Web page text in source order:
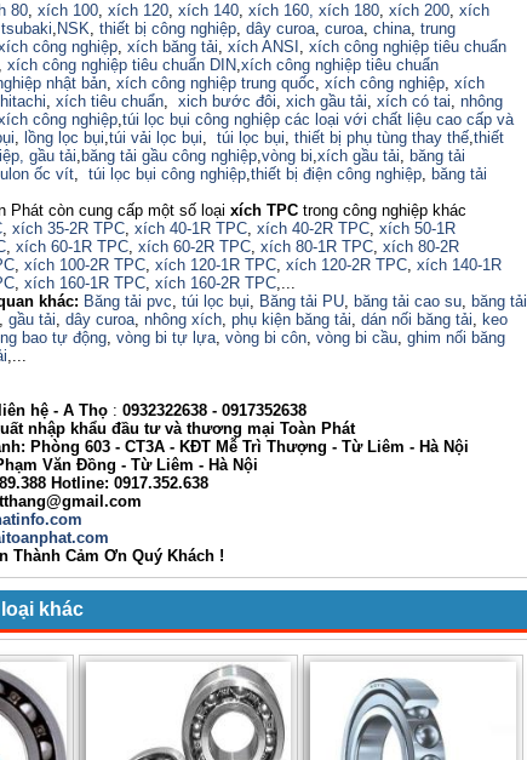
80, xích 100, xích 120, xích 140, xích 160, xích 180, xích 200, xích
, NSK, thiết bị công nghiệp, dây curoa, curoa, china, trung
công nghiệp, xích băng tải, xích ANSI , xích công nghiệp tiêu chuẩn
, xích công nghiệp tiêu chuẩn DIN,xích công nghiệp tiêu chuẩn
nhật bản, xích công nghiệp trung quốc, xích công nghiệp, xích
, xích tiêu chuẩn, xich bước đôi, xich gầu tải, xích có tai, nhông
công nghiệp,túi lọc bụi công nghiệp các loại với chất liệu cao cấp và
, lồng lọc bụi,túi vải lọc bụi, túi lọc bụi, thiết bị phụ tùng thay thế,thiết
gầu tải, băng tải gầu công nghiệp,vòng bi,xích gầu tải, băng tải
ốc vít, túi lọc bụi công nghiệp,thiết bị điện công nghiệp, băng tải
Phát còn cung cấp một số loại xích TPC trong công nghiệp khác
, xích 35-2R TPC, xích 40-1R TPC, xích 40-2R TPC, xích 50-1R
, xích 60-1R TPC, xích 60-2R TPC, xích 80-1R TPC, xích 80-2R
, xích 100-2R TPC, xích 120-1R TPC, xích 120-2R TPC, xích 140-1R
, xích 160-1R TPC, xích 160-2R TPC,...
khác: Băng tải pvc, túi lọc bụi, Băng tải PU, băng tải cao su, băng tải
, gầu tải, dây curoa, nhông xích, phụ kiện băng tải, dán nối băng tải, keo
bao tự động, vòng bi tự lựa, vòng bi côn, vòng bi cầu, ghim nối băng
,...
hệ - A Thọ : 0932322638 - 0917352638
nhập khẩu đầu tư và thương mại Toàn Phát
Phòng 603 - CT3A - KĐT Mễ Trì Thượng - Từ Liêm - Hà Nội
Văn Đồng - Từ Liêm - Hà Nội
Hotline: 0917.352.638
Cảm Ơn Quý Khách !
khác